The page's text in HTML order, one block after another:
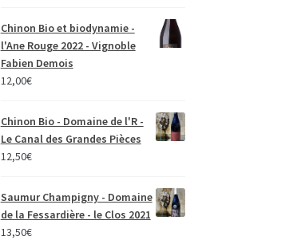
Chinon Bio et biodynamie -
l'Ane Rouge 2022 - Vignoble
Fabien Demois
12,00€
Chinon Bio - Domaine de l'R -
Le Canal des Grandes Pièces
12,50€
Saumur Champigny - Domaine
de la Fessardière - le Clos 2021
13,50€